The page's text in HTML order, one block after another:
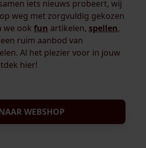
iets nieuws probeert, wij
weg met zorgvuldig gekozen
we ook fun artikelen, spellen,
ruim aanbod van
Al het plezier voor in jouw
hier!
WEBSHOP